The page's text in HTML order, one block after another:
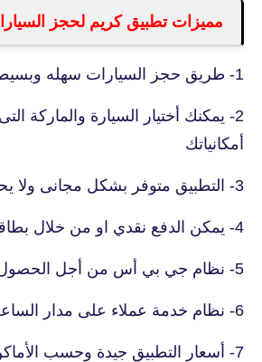
مميزات تطبيق كريم لحجز
1- طريق حجز السيارات سهله وبسيطة
2- يمكنك أختيار السيارة والماركة
أمكانياتك
3- التطبيق متوفر بشكل مجانى ولا يحتاج الى رسوم
4- يمكن الدفع نقدي او من خلال بطاقة الأئتمان
5- نظام جي بي أس من أجل الحصول على مكانك بظبط
6- نظام خدمة عملاء على مدار الساعه
7- أسعار التطبيق جيدة وحسب الأماكن.